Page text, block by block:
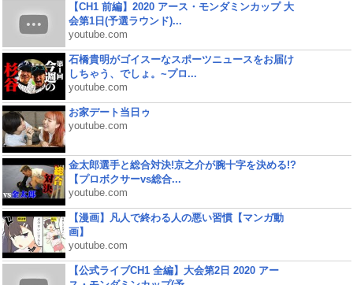
【CH1 前編】2020 アース・モンダミンカップ 大
会第1日(予選ラウンド)...
youtube.com
石橋貴明がゴイスーなスポーツニュースをお届け
しちゃう、でしょ。~プロ...
youtube.com
お家デート当日ゥ
youtube.com
金太郎選手と総合対決!京之介が腕十字を決める!?
【プロボクサーvs総合...
youtube.com
【漫画】凡人で終わる人の悪い習慣【マンガ動
画】
youtube.com
【公式ライブCH1 全編】大会第2日 2020 アー